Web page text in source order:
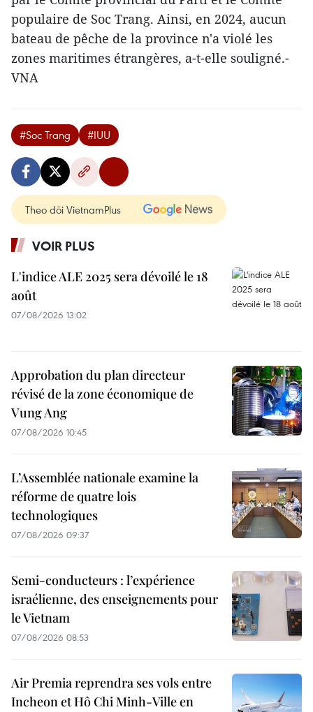
populaire de Soc Trang. Ainsi, en 2024, aucun
bateau de pêche de la province n'a violé les
zones maritimes étrangères, a-t-elle souligné.-
VNA
#Soc Trang #IUU
Theo dõi VietnamPlus
VOIR PLUS
L'indice ALE 2025 sera dévoilé le 18
août
07/08/2026 13:02
Approbation du plan directeur
révisé de la zone économique de
Vung Ang
07/08/2026 10:45
L’Assemblée nationale examine la
réforme de quatre lois
technologiques
07/08/2026 09:37
Semi-conducteurs : l’expérience
israélienne, des enseignements pour
le Vietnam
07/08/2026 08:53
Air Premia reprendra ses vols entre
Incheon et Hô Chi Minh-Ville en